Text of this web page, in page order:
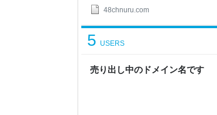
48chnuru.com
売り出し中のドメイン名です
5 USERS